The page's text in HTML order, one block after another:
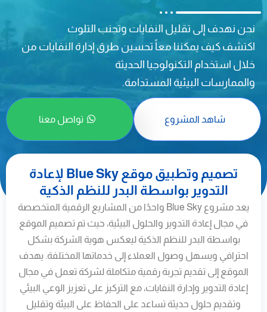
نحن نهدف إلى تقليل النفايات وتجنب التلوث
اكتشف كيف يمكننا معاً تحسين طرق إدارة النفايات من
خلال استخدام التكنولوجيا الحديثة
والممارسات البيئية المستدامة.
شاهد المشروع تواصل معنا
تصميم وتطبيق موقع Blue Sky لإعادة
التدوير بواسطة البدر للنظم الذكية
يعد مشروع Blue Sky واحدًا من المشاريع الرقمية المتخصصة
في مجال إعادة التدوير والحلول البيئية، حيث تم تصميم الموقع
بواسطة البدر للنظم الذكية ليعكس هوية الشركة بشكل
احترافي ويسهل وصول العملاء إلى خدماتها المختلفة. يهدف
الموقع إلى تقديم تجربة رقمية متكاملة لشركة تعمل في مجال
إعادة التدوير وإدارة النفايات، مع التركيز على تعزيز الوعي البيئي
وتقديم حلول حديثة تساعد على الحفاظ على البيئة وتقليل